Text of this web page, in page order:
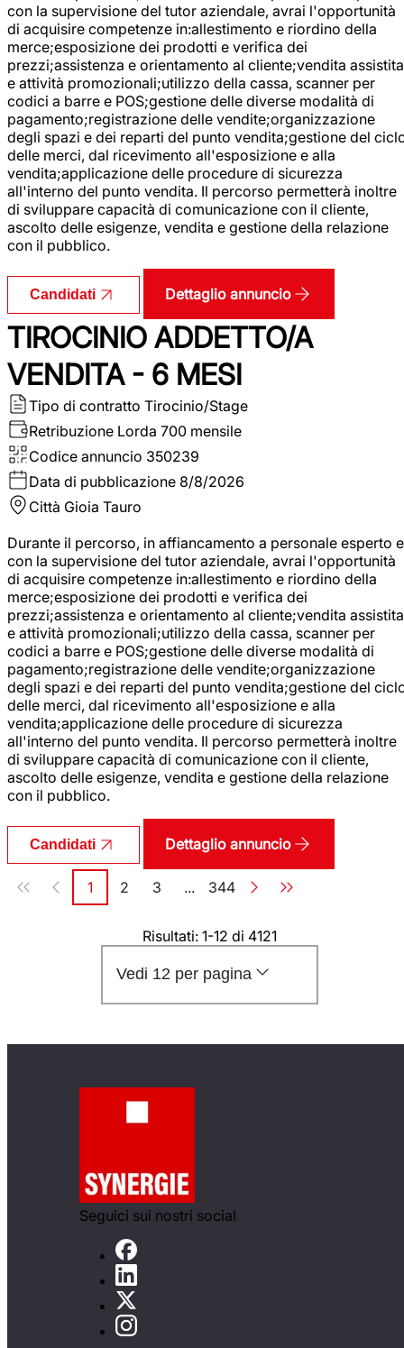
con la supervisione del tutor aziendale, avrai l'opportunità
di acquisire competenze in:allestimento e riordino della
merce;esposizione dei prodotti e verifica dei
prezzi;assistenza e orientamento al cliente;vendita assistita
e attività promozionali;utilizzo della cassa, scanner per
codici a barre e POS;gestione delle diverse modalità di
pagamento;registrazione delle vendite;organizzazione
degli spazi e dei reparti del punto vendita;gestione del
delle merci, dal ricevimento all'esposizione e alla
vendita;applicazione delle procedure di sicurezza
all'interno del punto vendita. Il percorso permetterà inoltre
di sviluppare capacità di comunicazione con il cliente,
ascolto delle esigenze, vendita e gestione della relazione
con il pubblico.
Candidati Dettaglio annuncio
TIROCINIO ADDETTO/A
VENDITA - 6 MESI
Tipo di contratto Tirocinio/Stage
Retribuzione Lorda 700 mensile
Codice annuncio 350239
Data di pubblicazione 8/8/2026
Città Gioia Tauro
Durante il percorso, in affiancamento a personale esperto e
con la supervisione del tutor aziendale, avrai l'opportunità
di acquisire competenze in:allestimento e riordino della
merce;esposizione dei prodotti e verifica dei
prezzi;assistenza e orientamento al cliente;vendita assistita
e attività promozionali;utilizzo della cassa, scanner per
codici a barre e POS;gestione delle diverse modalità di
pagamento;registrazione delle vendite;organizzazione
degli spazi e dei reparti del punto vendita;gestione del
delle merci, dal ricevimento all'esposizione e alla
vendita;applicazione delle procedure di sicurezza
all'interno del punto vendita. Il percorso permetterà inoltre
di sviluppare capacità di comunicazione con il cliente,
ascolto delle esigenze, vendita e gestione della relazione
con il pubblico.
Candidati Dettaglio annuncio
Paginazione
Pagina
1 Pagina
2 Pagina
3 ... Pagina
344
Risultati: 1-12 di 4121
Vedi 12 per pagina
Seguici sui nostri social